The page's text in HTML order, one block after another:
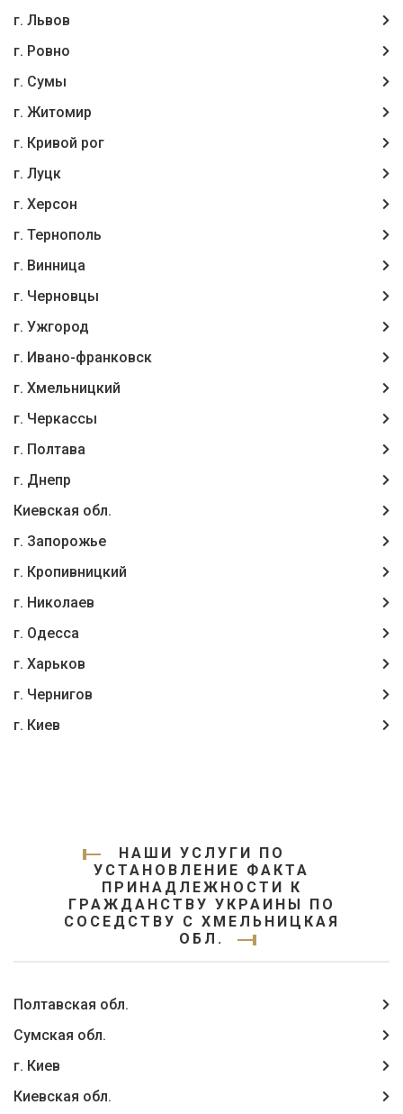
г. Львов
г. Ровно
г. Сумы
г. Житомир
г. Кривой рог
г. Луцк
г. Херсон
г. Тернополь
г. Винница
г. Чернoвцы
г. Ужгород
г. Ивано-франковск
г. Хмельницкий
г. Черкассы
г. Полтава
г. Днепр
Киевская обл.
г. Запорожье
г. Кропивницкий
г. Николаев
г. Одесса
г. Харьков
г. Чернигов
г. Киев
НАШИ УСЛУГИ ПО
УСТАНОВЛЕНИЕ ФАКТА
ПРИНАДЛЕЖНОСТИ К
ГРАЖДАНСТВУ УКРАИНЫ ПО
СОСЕДСТВУ С ХМЕЛЬНИЦКАЯ
ОБЛ.
Полтавская обл.
Сумская обл.
г. Киев
Киевская обл.